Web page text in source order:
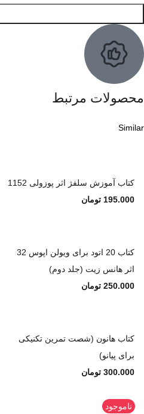
محصولات مرتبط
Similar
کتاب آموزش سلفژ اثر پوزولی 1152
195.000 تومان
کتاب 20 اتود برای ویولن اپوس 32
اثر هانس زیت (جلد دوم)
250.000 تومان
کتاب هانون (شصت تمرین تکنیکی
برای پیانو)
300.000 تومان
ناموجود